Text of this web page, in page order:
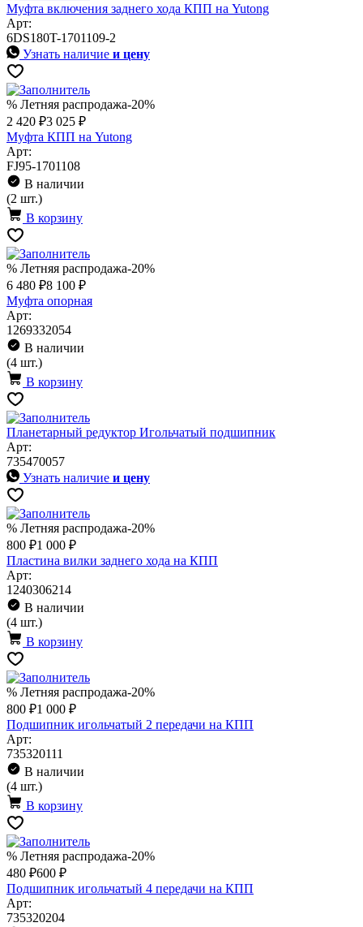
Муфта включения заднего хода КПП на Yutong
Арт:
6DS180T-1701109-2
Узнать наличие и цену
% Летняя распродажа-20%
2 420 ₽3 025 ₽
Муфта КПП на Yutong
Арт:
FJ95-1701108
В наличии
(2 шт.)
В корзину
% Летняя распродажа-20%
6 480 ₽8 100 ₽
Муфта опорная
Арт:
1269332054
В наличии
(4 шт.)
В корзину
Планетарный редуктор Игольчатый подшипник
Арт:
735470057
Узнать наличие и цену
% Летняя распродажа-20%
800 ₽1 000 ₽
Пластина вилки заднего хода на КПП
Арт:
1240306214
В наличии
(4 шт.)
В корзину
% Летняя распродажа-20%
800 ₽1 000 ₽
Подшипник игольчатый 2 передачи на КПП
Арт:
735320111
В наличии
(4 шт.)
В корзину
% Летняя распродажа-20%
480 ₽600 ₽
Подшипник игольчатый 4 передачи на КПП
Арт:
735320204